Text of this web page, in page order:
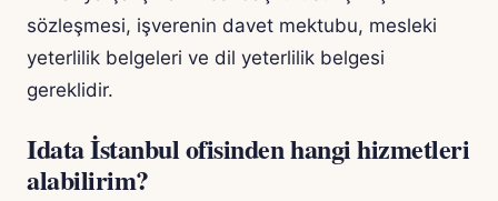
sözleşmesi, işverenin davet mektubu, mesleki
yeterlilik belgeleri ve dil yeterlilik belgesi
gereklidir.
Idata İstanbul ofisinden hangi hizmetleri
alabilirim?